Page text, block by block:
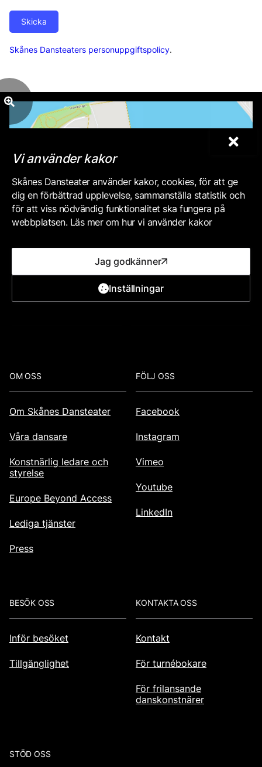
Skicka
Skånes Dansteaters personuppgiftspolicy.
Footer
OM OSS
Om Skånes Dansteater
Våra dansare
Konstnärlig ledare och
styrelse
Europe Beyond Access
Lediga tjänster
Press
FÖLJ OSS
Facebook
Instagram
Vimeo
Youtube
LinkedIn
BESÖK OSS
Inför besöket
Tillgänglighet
KONTAKTA OSS
Kontakt
För turnébokare
För frilansande
danskonstnärer
STÖD OSS
Vi använder kakor
Skånes Dansteater använder kakor, cookies, för att ge
dig en förbättrad upplevelse, sammanställa statistik och
för att viss nödvändig funktionalitet ska fungera på
webbplatsen. Läs mer om hur vi använder kakor
Jag godkänner
Inställningar